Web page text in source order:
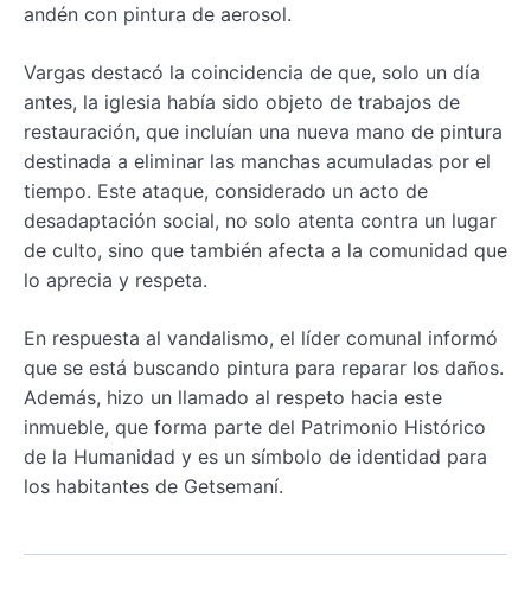
andén con pintura de aerosol.
Vargas destacó la coincidencia de que, solo un día
antes, la iglesia había sido objeto de trabajos de
restauración, que incluían una nueva mano de pintura
destinada a eliminar las manchas acumuladas por el
tiempo. Este ataque, considerado un acto de
desadaptación social, no solo atenta contra un lugar
de culto, sino que también afecta a la comunidad que
lo aprecia y respeta.
En respuesta al vandalismo, el líder comunal informó
que se está buscando pintura para reparar los daños.
Además, hizo un llamado al respeto hacia este
inmueble, que forma parte del Patrimonio Histórico
de la Humanidad y es un símbolo de identidad para
los habitantes de Getsemaní.